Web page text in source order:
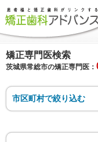
矯正専門医検索
茨城県常総市の矯正専門医：
市区町村で絞り込む